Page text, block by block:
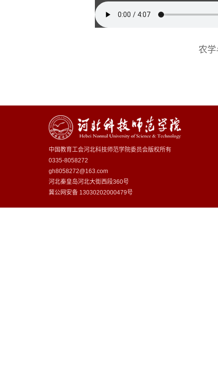
农学
中国教育工会河北科技师范学院委员会版权所有
0335-8058272
gh8058272@163.com
河北秦皇岛河北大街西段360号
冀公网安备 13030202000479号